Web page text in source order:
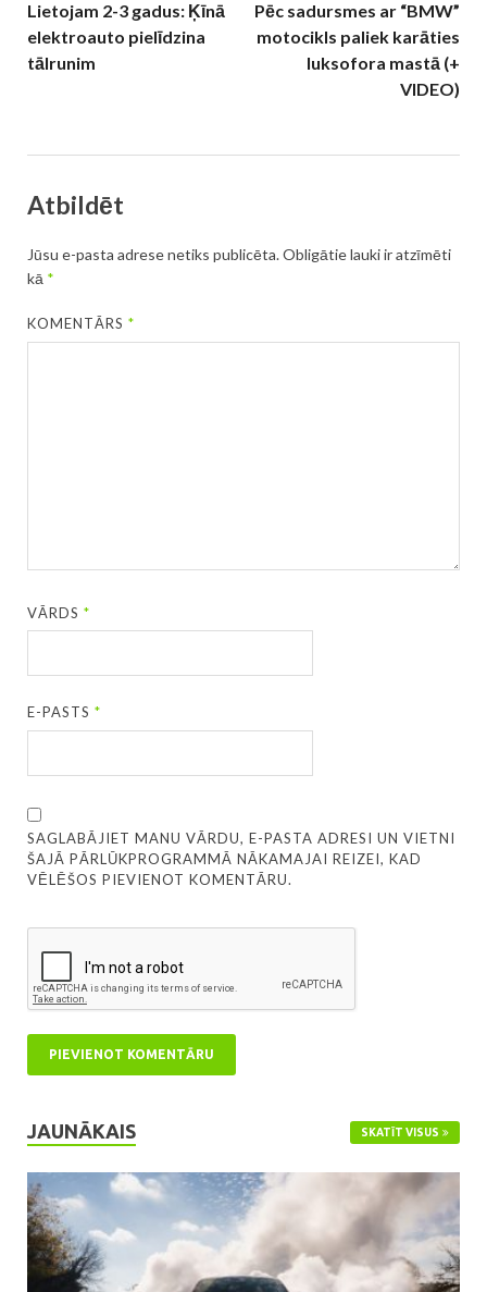
Lietojam 2-3 gadus: Ķīnā
elektroauto pielīdzina
tālrunim
Pēc sadursmes ar “BMW”
motocikls paliek karāties
luksofora mastā (+
VIDEO)
Atbildēt
Jūsu e-pasta adrese netiks publicēta.Obligātie lauki ir atzīmēti
kā *
KOMENTĀRS*
VĀRDS*
E-PASTS*
SAGLABĀJIET MANU VĀRDU, E-PASTA ADRESI UN VIETNI
ŠAJĀ PĀRLŪKPROGRAMMĀ NĀKAMAJAI REIZEI, KAD
VĒLĒŠOS PIEVIENOT KOMENTĀRU.
JAUNĀKAIS SKATĪT VISUS